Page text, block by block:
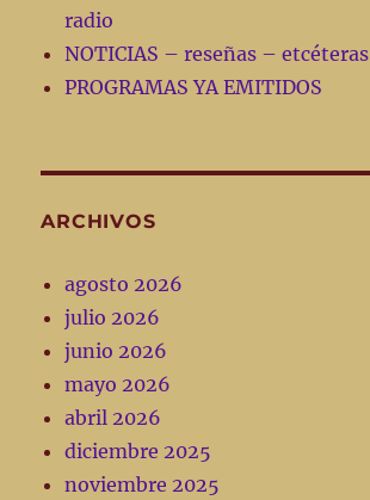
radio
NOTICIAS – reseñas – etcéteras
PROGRAMAS YA EMITIDOS
ARCHIVOS
agosto 2026
julio 2026
junio 2026
mayo 2026
abril 2026
diciembre 2025
noviembre 2025